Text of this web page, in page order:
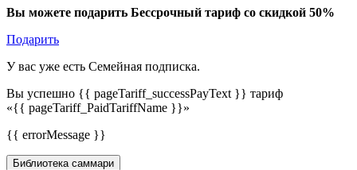
Вы можете подарить Бессрочный тариф со скидкой 50%
Подарить
У вас уже есть Семейная подписка.
Вы успешно {{ pageTariff_successPayText }} тариф
«{{ pageTariff_PaidTariffName }}»
{{ errorMessage }}
Библиотека саммари